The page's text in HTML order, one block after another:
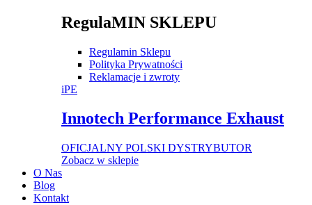
RegulaMIN SKLEPU
Regulamin Sklepu
Polityka Prywatności
Reklamacje i zwroty
iPE
Innotech Performance Exhaust
OFICJALNY POLSKI DYSTRYBUTOR
Zobacz w sklepie
O Nas
Blog
Kontakt